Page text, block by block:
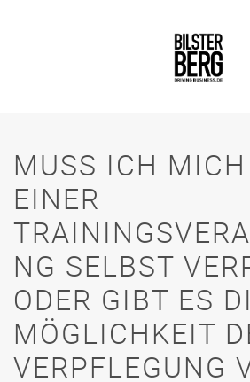
MUSS ICH
EINER
NG SELBST
ODER GIBT ES
MÖGLICHKEIT
VERPFLEGUNG